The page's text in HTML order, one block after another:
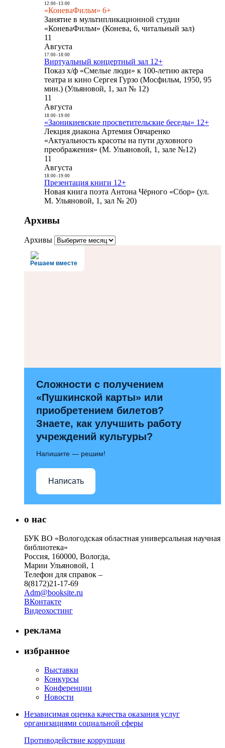
12:00- 13:00
«КоневаФильм» 6+
Занятие в мультипликационной студии
«КоневаФильм» (Конева, 6, читальный зал)
11
Августа
17:00- 18:00
Виртуальный концертный зал 12+
Показ х/ф «Смелые люди» к 100-летию актера
театра и кино Сергея Гурзо (Мосфильм, 1950, 95
мин.) (Ульяновой, 1, зал № 12)
11
Августа
18:00- 19:00
«Заоникиевские просветительские беседы» 12+
Лекция диакона Артемия Овчаренко
«Актуальность красоты на пути духовного
преображения» (М. Ульяновой, 1, зале №12)
11
Августа
18:00- 19:00
Презентация книги 12+
Новая книга поэта Антона Чёрного «Сбор» (ул.
М. Ульяновой, 1, зал № 20)
Архивы
Архивы
Решаем вместе
Сложности с получением
«Пушкинской карты» или
приобретением билетов?
Знаете, как улучшить работу
учреждений культуры?
Напишите — решим!
Написать
о нас
БУК ВО «Вологодская областная универсальная научная
библиотека»
Россия, 160000, Вологда,
Марии Ульяновой, 1
Телефон для справок –
8(8172)21-17-69
Adm@booksite.ru
ВКонтакте
Видеохостинг
реклама
избранное
Выставки
Конкурсы
Конференции
Новости
Независимая оценка качества оказания услуг
организациями социальной сферы
Противодействие коррупции